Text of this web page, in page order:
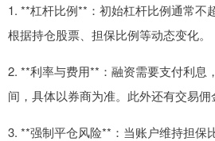
1. **杠杆比例**：初始杠杆比例通常不
根据持仓股票、担保比例等动态变化。
2. **利率与费用**：融资需要支付利息
间，具体以券商为准。此外还有交易佣
3. **强制平仓风险**：当账户维持担保